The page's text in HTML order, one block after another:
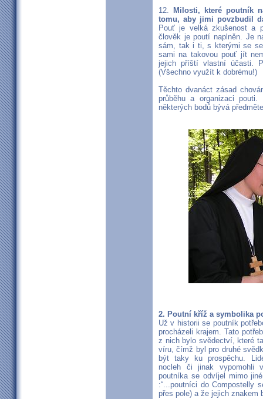
12.
Milosti, které poutník
tomu, aby jimi povzbudil
Pouť je velká zkušenost a
člověk je poutí naplněn. Je
sám, tak i ti, s kterými se
sami na takovou pouť jít
jejich příští vlastní účasti.
(Všechno využít k dobrému!)
Těchto dvanáct zásad
průběhu a organizaci
některých bodů bývá
2. Poutní kříž a symbolika
Už v historii se poutník
procházeli krajem. Tato
z nich bylo svědectví, které
víru, čímž byl pro druhé
být taky ku prospěchu.
nocleh či jinak vypomohli
poutníka se odvíjel mimo
:“...poutníci do Compostelly
přes pole) a že jejich znakem